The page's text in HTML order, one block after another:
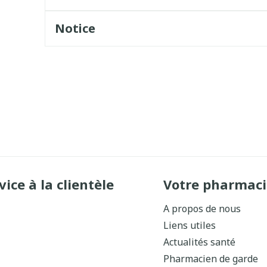
Notice
à la clientèle Votre
A propos de nous
Liens utiles
Actualités santé
Pharmacien de garde